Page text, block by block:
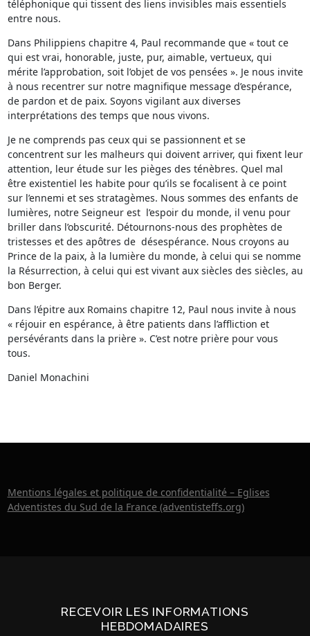
téléphonique qui tissent des liens invisibles mais essentiels
entre nous.
Dans Philippiens chapitre 4, Paul recommande que « tout ce
qui est vrai, honorable, juste, pur, aimable, vertueux, qui
mérite l’approbation, soit l’objet de vos pensées ». Je nous invite
à nous recentrer sur notre magnifique message d’espérance,
de pardon et de paix. Soyons vigilant aux diverses
interprétations des temps que nous vivons.
Je ne comprends pas ceux qui se passionnent et se
concentrent sur les malheurs qui doivent arriver, qui fixent leur
attention, leur étude sur les pièges des ténèbres. Quel mal
être existentiel les habite pour qu’ils se focalisent à ce point
sur l’ennemi et ses stratagèmes. Nous sommes des enfants de
lumières, notre Seigneur est l’espoir du monde, il venu pour
briller dans l’obscurité. Détournons-nous des prophètes de
tristesses et des apôtres de désespérance. Nous croyons au
Prince de la paix, à la lumière du monde, à celui qui se nomme
la Résurrection, à celui qui est vivant aux siècles des siècles, au
bon Berger.
Dans l’épitre aux Romains chapitre 12, Paul nous invite à nous
« réjouir en espérance, à être patients dans l’affliction et
persévérants dans la prière ». C’est notre prière pour vous
tous.
Daniel Monachini
Mentions légales et politique de confidentialité – Eglises
Adventistes du Sud de la France (adventisteffs.org)
RECEVOIR LES INFORMATIONS
HEBDOMADAIRES